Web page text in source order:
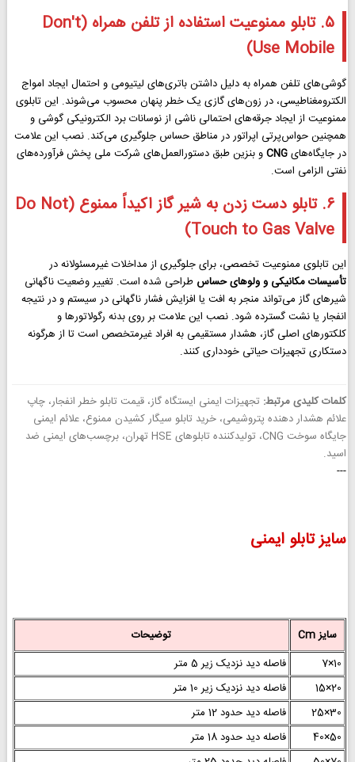
۵. تابلو ممنوعیت استفاده از تلفن همراه (Don't
Use Mobile)
گوشی‌های تلفن همراه به دلیل داشتن باتری‌های لیتیومی و احتمال ایجاد امواج
الکترومغناطیسی، در زون‌های گازی یک خطر پنهان محسوب می‌شوند. این تابلوی
ممنوعیت از ایجاد جرقه‌های احتمالی ناشی از نوسانات برد الکترونیکی گوشی و
همچنین حواس‌پرتی اپراتور در مناطق حساس جلوگیری می‌کند. نصب این علامت
در جایگاه‌هایCNGو بنزین طبق دستورالعمل‌های شرکت ملی پخش فرآورده‌های
نفتی الزامی است.
۶. تابلو دست زدن به شیر گاز اکیداً ممنوع (Do Not
Touch to Gas Valve)
این تابلوی ممنوعیت تخصصی، برای جلوگیری از مداخلات غیرمسئولانه در
تأسیسات مکانیکی و ولوهای حساس طراحی شده است. تغییر وضعیت ناگهانی
شیرهای گاز می‌تواند منجر به افت یا افزایش فشار ناگهانی در سیستم و در نتیجه
انفجار یا نشت گسترده شود. نصب این علامت بر روی بدنه رگولاتورها و
کلکتورهای اصلی گاز، هشدار مستقیمی به افراد غیرمتخصص است تا از هرگونه
دستکاری تجهیزات حیاتی خودداری کنند.
کلمات کلیدی مرتبط: تجهیزات ایمنی ایستگاه گاز، قیمت تابلو خطر انفجار، چاپ
علائم هشدار دهنده پتروشیمی، خرید تابلو سیگار کشیدن ممنوع، علائم ایمنی
جایگاه سوخت CNG، تولیدکننده تابلوهای HSE تهران، برچسب‌های ایمنی ضد
اسید.
---
سایز تابلو ایمنی
سایز Cm
توضیحات
10×7
فاصله دید نزدیک زیر 5 متر
20×15
فاصله دید نزدیک زیر 10 متر
30×25
فاصله دید حدود 12 متر
50×40
فاصله دید حدود 18 متر